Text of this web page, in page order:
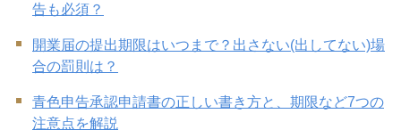
告も必須？
開業届の提出期限はいつまで？出さない(出してない)場
合の罰則は？
青色申告承認申請書の正しい書き方と、期限など7つの
注意点を解説